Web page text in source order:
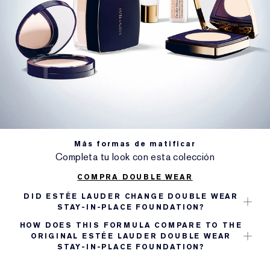
Más formas de matificar
Completa tu look con esta colección
COMPRA DOUBLE WEAR
DID ESTÉE LAUDER CHANGE DOUBLE WEAR
STAY-IN-PLACE FOUNDATION?
HOW DOES THIS FORMULA COMPARE TO THE
ORIGINAL ESTÉE LAUDER DOUBLE WEAR
STAY-IN-PLACE FOUNDATION?